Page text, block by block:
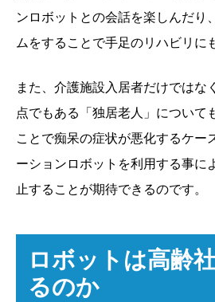
ンロボットとの会話を楽しんだり
ムをすることで手足のリハビリに
また、介護施設入居者だけではな
点でもある「独居老人」について
ことで痴呆の症状が悪化するケー
ーションロボットを利用する事に
止することが期待できるのです。
ロボットは高齢
るのか